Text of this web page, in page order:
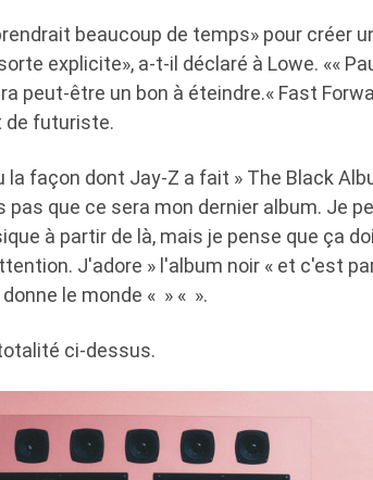
beaucoup de temps» pour créer
explicite», a-t-il déclaré à Lowe. ««
peut-être un bon à éteindre.« Fast
de futuriste.
la façon dont Jay-Z a fait » The Black
que ce sera mon dernier album. Je
à partir de là, mais je pense que ça
J'adore » l'album noir « et c'est
le monde « » « ».
ci-dessus.